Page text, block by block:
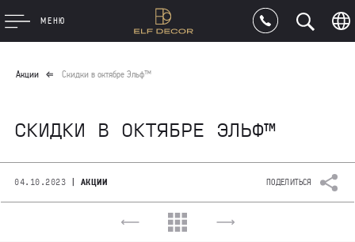
МЕНЮ
Акции Скидки в октябре Эльф™
СКИДКИ В ОКТЯБРЕ ЭЛЬФ™
04.10.2023 | АКЦИИ ПОДЕЛИТЬСЯ